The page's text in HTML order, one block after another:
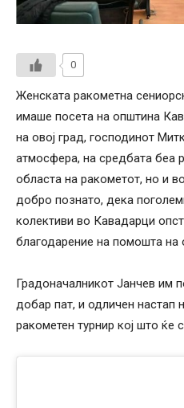
0
Женската ракометна
имаше посета на општина
на овој град, господинот
атмосфера, на средбата беа
областа на ракометот, но и
добро познато, дека
колективи во Кавадарци
благодарение на помошта на
Градоначалникот Јанчев им
добар пат, и одличен настап
ракометен турнир кој што ќе